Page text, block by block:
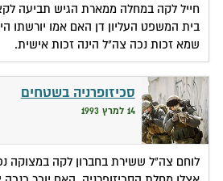
חייל לקה במחלה ממארת הגיש תביעה
בית המשפט העליון דן האם אמו יורשתו
שמא זכות נכה צה"ל הינה זכות אישית.
סכיזופרניה בשטחים
14 למרץ 1993
לוחם צה"ל ששירת בחברון לקה במצוקה